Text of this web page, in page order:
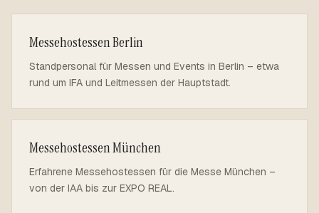
Messehostessen Berlin
Standpersonal für Messen und Events in Berlin – etwa
rund um IFA und Leitmessen der Hauptstadt.
Messehostessen München
Erfahrene Messehostessen für die Messe München –
von der IAA bis zur EXPO REAL.